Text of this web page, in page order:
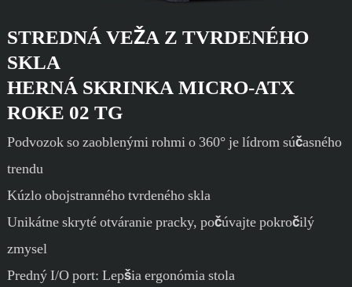
STREDNÁ VEŽA Z TVRDENÉHO
SKLA
HERNÁ SKRINKA MICRO-ATX
ROKE 02 TG
Podvozok so zaoblenými rohmi o 360° je lídrom súčasného
trendu
Kúzlo obojstranného tvrdeného skla
Unikátne skryté otváranie pracky, počúvajte pokročilý
zmysel
Predný I/O port: Lepšia ergonómia stola